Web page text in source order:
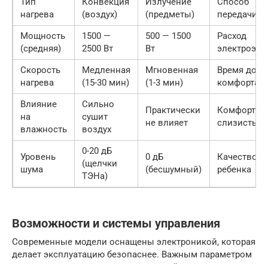
нагрева
(воздух)
(предметы)
передачи
Мощность
(средняя)
1500 —
2500 Вт
500 — 1500
Вт
Расход
Скорость
нагрева
Медленная
(15-30 мин)
Мгновенная
(1-3 мин)
Время до
комфорта
Влияние
на
влажность
Сильно
сушит
воздух
Практически
не влияет
Комфорт
слизистых
Уровень
шума
0-20 дБ
(щелчки
ТЭНа)
0 дБ
(бесшумный)
Качество
ребенка
Возможности и системы управления
Современные модели оснащены электроникой, которая
делает эксплуатацию безопаснее. Важным параметром